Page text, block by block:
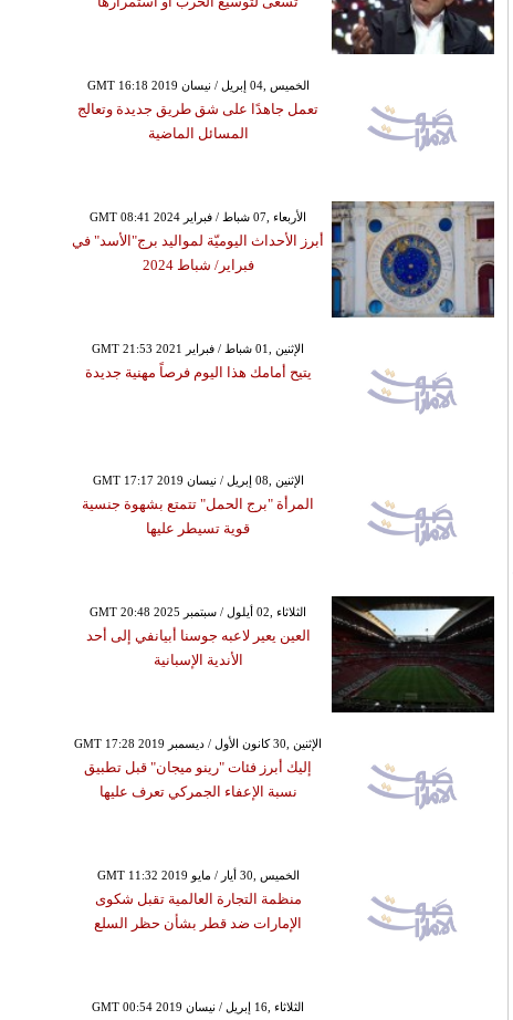
GMT 16:18 2019 الخميس ,04 إبريل / نيسان
تعمل جاهدًا على شق طريق جديدة وتعالج
المسائل الماضية
GMT 08:41 2024 الأربعاء ,07 شباط / فبراير
أبرز الأحداث اليوميّة لمواليد برج"الأسد" في
فبراير/ شباط 2024
GMT 21:53 2021 الإثنين ,01 شباط / فبراير
يتيح أمامك هذا اليوم فرصاً مهنية جديدة
GMT 17:17 2019 الإثنين ,08 إبريل / نيسان
المرأة "برج الحمل" تتمتع بشهوة جنسية
قوية تسيطر عليها
GMT 20:48 2025 الثلاثاء ,02 أيلول / سبتمبر
العين يعير لاعبه جوسنا أبيانفي إلى أحد
الأندية الإسبانية
GMT 17:28 2019 الإثنين ,30 كانون الأول / ديسمبر
إليك أبرز فئات "رينو ميجان" قبل تطبيق
نسبة الإعفاء الجمركي تعرف عليها
GMT 11:32 2019 الخميس ,30 أيار / مايو
منظمة التجارة العالمية تقبل شكوى
الإمارات ضد قطر بشأن حظر السلع
GMT 00:54 2019 الثلاثاء ,16 إبريل / نيسان